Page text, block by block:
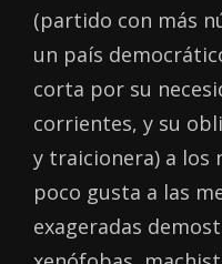
(partido con más
un país
corta por su
corrientes, y su
y traicionera) a los
poco gusta a las
exageradas